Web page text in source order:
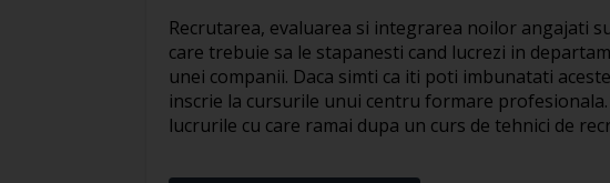
Recrutarea, evaluarea si integrarea noilor angajati
care trebuie sa le stapanesti cand lucrezi in
unei companii. Daca simti ca iti poti imbunatati
inscrie la cursurile unui centru formare
lucrurile cu care ramai dupa un curs de tehnici de